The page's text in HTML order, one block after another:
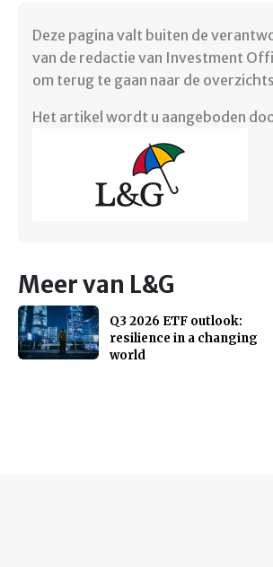
Deze pagina valt buiten de
van de redactie van Investment
om terug te gaan naar de
Het artikel wordt u aangeboden
Meer van L&G
Q3 2026 ETF outlook:
resilience in a changing
world